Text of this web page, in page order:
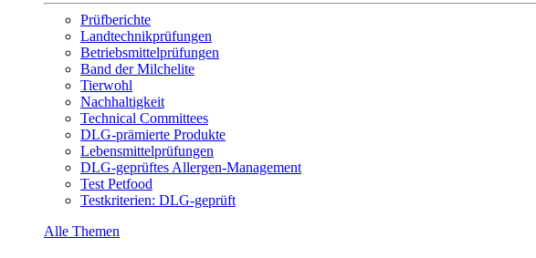
Prüfberichte
Landtechnikprüfungen
Betriebsmittelprüfungen
Band der Milchelite
Tierwohl
Nachhaltigkeit
Technical Committees
DLG-prämierte Produkte
Lebensmittelprüfungen
DLG-geprüftes Allergen-Management
Test Petfood
Testkriterien: DLG-geprüft
Alle Themen